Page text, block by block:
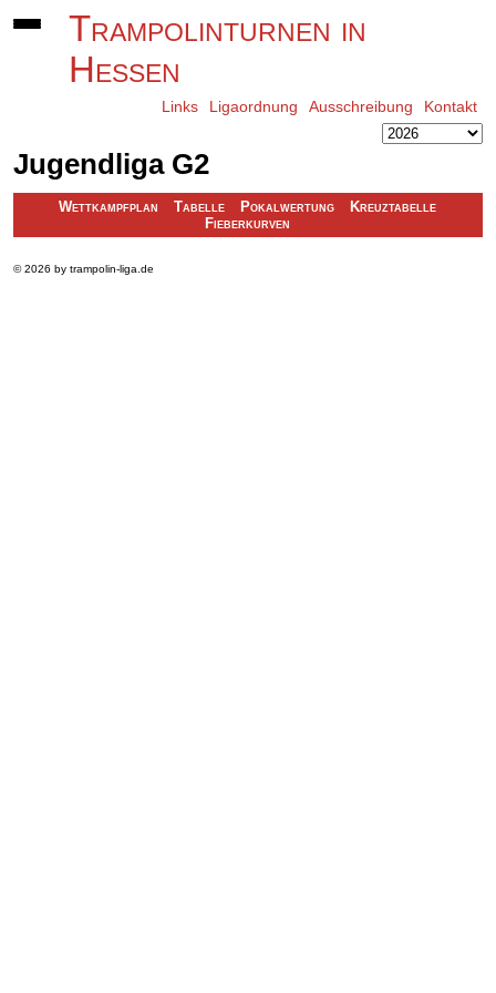
Trampolinturnen in
Hessen
Links Ligaordnung Ausschreibung Kontakt
Jugendliga G2
Wettkampfplan Tabelle Pokalwertung
Kreuztabelle
Fieberkurven
© 2026 by trampolin-liga.de